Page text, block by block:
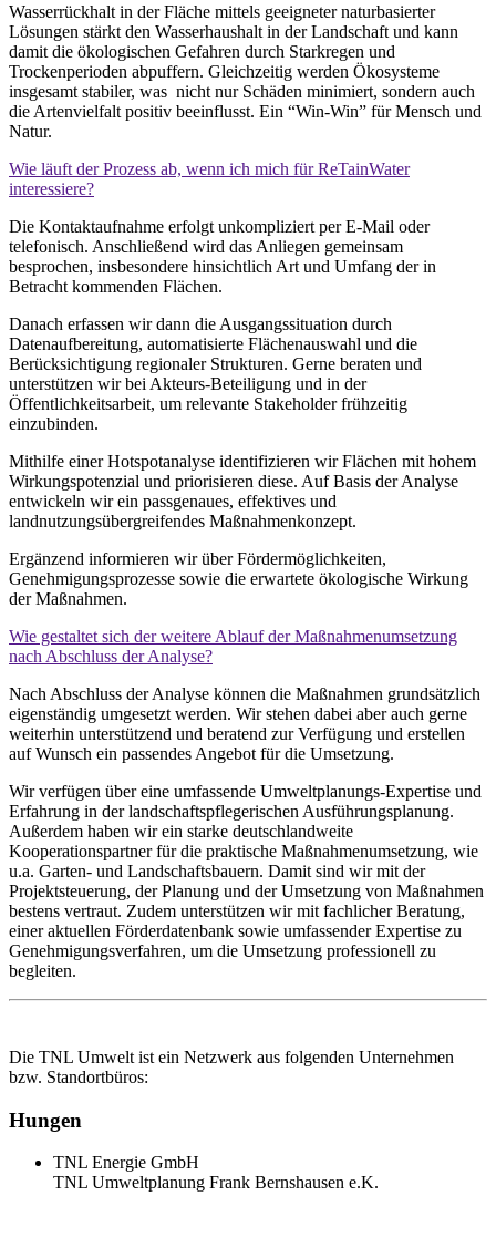
Wasserrückhalt in der Fläche mittels geeigneter naturbasierter
Lösungen stärkt den Wasserhaushalt in der Landschaft und kann
damit die ökologischen Gefahren durch Starkregen und
Trockenperioden abpuffern. Gleichzeitig werden Ökosysteme
insgesamt stabiler, was nicht nur Schäden minimiert, sondern auch
die Artenvielfalt positiv beeinflusst. Ein “Win-Win” für Mensch und
Natur.
Wie läuft der Prozess ab, wenn ich mich für ReTainWater
interessiere?
Die Kontaktaufnahme erfolgt unkompliziert per E-Mail oder
telefonisch. Anschließend wird das Anliegen gemeinsam
besprochen, insbesondere hinsichtlich Art und Umfang der in
Betracht kommenden Flächen.
Danach erfassen wir dann die Ausgangssituation durch
Datenaufbereitung, automatisierte Flächenauswahl und die
Berücksichtigung regionaler Strukturen. Gerne beraten und
unterstützen wir bei Akteurs-Beteiligung und in der
Öffentlichkeitsarbeit, um relevante Stakeholder frühzeitig
einzubinden.
Mithilfe einer Hotspotanalyse identifizieren wir Flächen mit hohem
Wirkungspotenzial und priorisieren diese. Auf Basis der Analyse
entwickeln wir ein passgenaues, effektives und
landnutzungsübergreifendes Maßnahmenkonzept.
Ergänzend informieren wir über Fördermöglichkeiten,
Genehmigungsprozesse sowie die erwartete ökologische Wirkung
der Maßnahmen.
Wie gestaltet sich der weitere Ablauf der Maßnahmenumsetzung
nach Abschluss der Analyse?
Nach Abschluss der Analyse können die Maßnahmen grundsätzlich
eigenständig umgesetzt werden. Wir stehen dabei aber auch gerne
weiterhin unterstützend und beratend zur Verfügung und erstellen
auf Wunsch ein passendes Angebot für die Umsetzung.
Wir verfügen über eine umfassende Umweltplanungs-Expertise und
Erfahrung in der landschaftspflegerischen Ausführungsplanung.
Außerdem haben wir ein starke deutschlandweite
Kooperationspartner für die praktische Maßnahmenumsetzung, wie
u.a. Garten- und Landschaftsbauern. Damit sind wir mit der
Projektsteuerung, der Planung und der Umsetzung von Maßnahmen
bestens vertraut. Zudem unterstützen wir mit fachlicher Beratung,
einer aktuellen Förderdatenbank sowie umfassender Expertise zu
Genehmigungsverfahren, um die Umsetzung professionell zu
begleiten.
Die TNL Umwelt ist ein Netzwerk aus folgenden Unternehmen
bzw. Standortbüros:
Hungen
TNL Energie GmbH
TNL Umweltplanung Frank Bernshausen e.K.